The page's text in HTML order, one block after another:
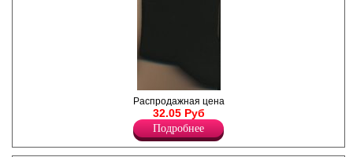
Носки мужские классические,
однотонные.
Лайкра 5%
Полиамид 20%
Хлопок 75%
Распродажная цена
32.05 Руб
Подробнее